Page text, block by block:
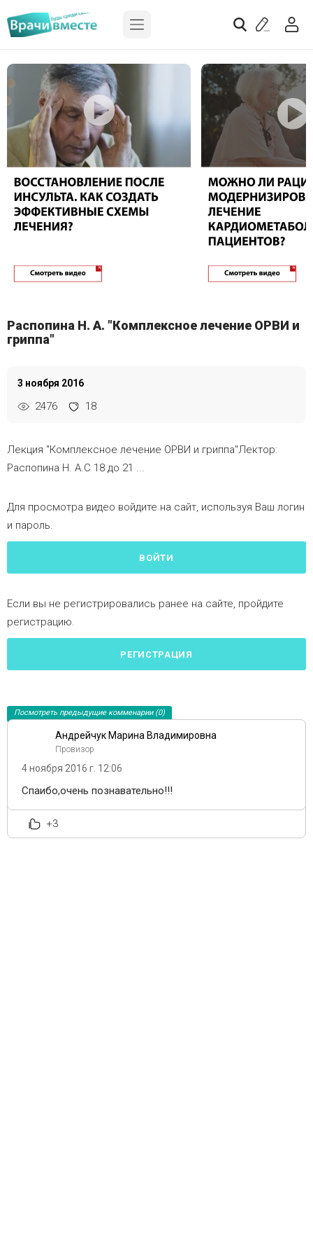
Распопина Н. А. "Комплексное лечение ОРВИ и
гриппа"
3 ноября 2016
2476 18
Лекция "Комплексное лечение ОРВИ и гриппа"Лектор:
Распопина Н. А.C 18 до 21 ...
Для просмотра видео войдите на сайт, используя Ваш логин
и пароль.
ВОЙТИ
Если вы не регистрировались ранее на сайте, пройдите
регистрацию.
РЕГИСТРАЦИЯ
Посмотреть предыдущие комменарии (0)
Андрейчук Марина Владимировна
Провизор
4 ноября 2016 г. 12:06
Спаибо,очень познавательно!!!
+3